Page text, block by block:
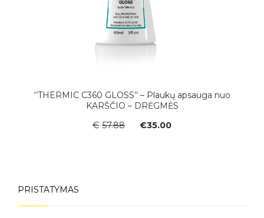
‘’THERMIC C360 GLOSS’’ – Plaukų apsauga nuo
KARŠČIO – DRĖGMĖS
€ 57.88
Original
€35.00
PRISTATYMAS